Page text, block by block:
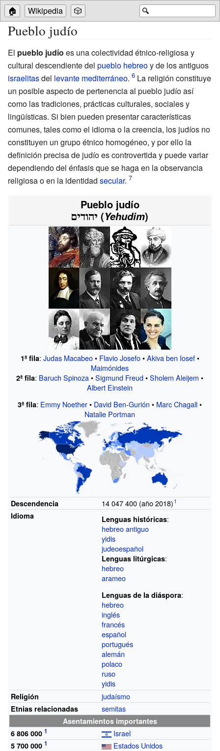
🔍
🏠 Wikipedia 🎲
Pueblo judío
El pueblo judío es una colectividad étnico-religiosa y
cultural descendiente del pueblo hebreoy de los antiguos
israelitasdel levante mediterráneo.
La religión constituye
un posible aspecto de pertenencia al pueblo judío así
como las tradiciones, prácticas culturales, sociales y
lingüísticas. Si bien pueden presentar características
comunes, tales como el idioma o la creencia, los judíos no
constituyen un grupo étnico homogéneo, y por ello la
definición precisa de judío es controvertida y puede variar
dependiendo del énfasis que se haga en la observancia
religiosa o en la identidad secular.
Pueblo judío
יהודים (Yehudim)
1ª fila: Judas Macabeo• Flavio Josefo•Akiva ben Iosef•
Maimónides
2ª fila: Baruch Spinoza•Sigmund Freud•Sholem Aleijem •
Albert Einstein
3ª fila: Emmy Noether• David Ben-Gurión • Marc Chagall•
Natalie Portman
Descendencia 14047400 (año 2018) 1
Idioma Lenguas históricas:
hebreo antiguo
yidis
judeoespañol
Lenguas litúrgicas:
hebreo
arameo
Lenguas de la diáspora:
hebreo
inglés
francés
español
portugués
alemán
polaco
ruso
yidis
Religión judaísmo
Etnias relacionadas semitas
Asentamientos importantes
6 806 000 Israel
5 700 000 Estados Unidos